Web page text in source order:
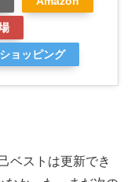
ョッピング
ベストは更新でき